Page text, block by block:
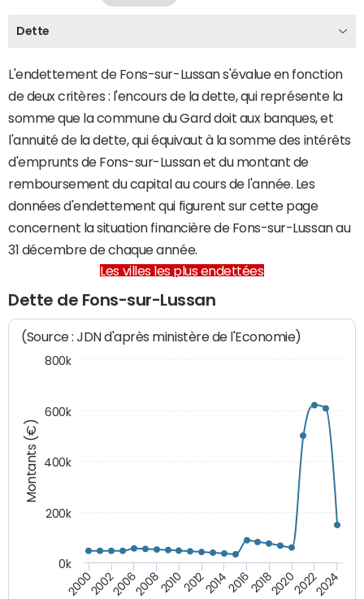
Dette
L'endettement de Fons-sur-Lussan s'évalue en fonction
de deux critères : l'encours de la dette, qui représente la
somme que la commune du Gard doit aux banques, et
l'annuité de la dette, qui équivaut à la somme des intérêts
d'emprunts de Fons-sur-Lussan et du montant de
remboursement du capital au cours de l'année. Les
données d'endettement qui figurent sur cette page
concernent la situation financière de Fons-sur-Lussan au
31 décembre de chaque année.
Les villes les plus endettées
Dette de Fons-sur-Lussan
Montants (€)
(Source : JDN d'après ministère de l'Economie)
200020022006200820102012201420162018202020222024
0k
200k
400k
600k
800k